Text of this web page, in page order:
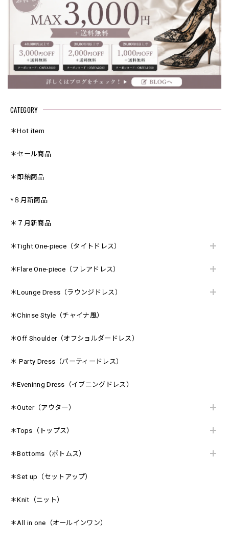
CATEGORY
＊Hot item
＊セール商品
＊即納商品
*８月新商品
＊７月新商品
＊Tight One-piece（タイトドレス）
＊Flare One-piece（フレアドレス）
＊Lounge Dress（ラウンジドレス）
＊Chinse Style（チャイナ風）
＊Off Shoulder（オフショルダードレス）
＊ Party Dress（パーティードレス）
＊Eveninng Dress（イブニングドレス）
＊Outer（アウター）
＊Tops（トップス）
＊Bottoms（ボトムス）
＊Set up（セットアップ）
＊Knit（ニット）
＊All in one（オールインワン）